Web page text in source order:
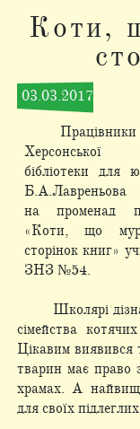
Коти,
03.03.2017
Працівники
Херсонської
бібліотеки для
Б.А.Лавреньова
на променад
«Коти, що
сторінок книг»
ЗНЗ №54.
Школярі
сімейства
Цікавим виявився
тварин має право
храмах. А
для своїх